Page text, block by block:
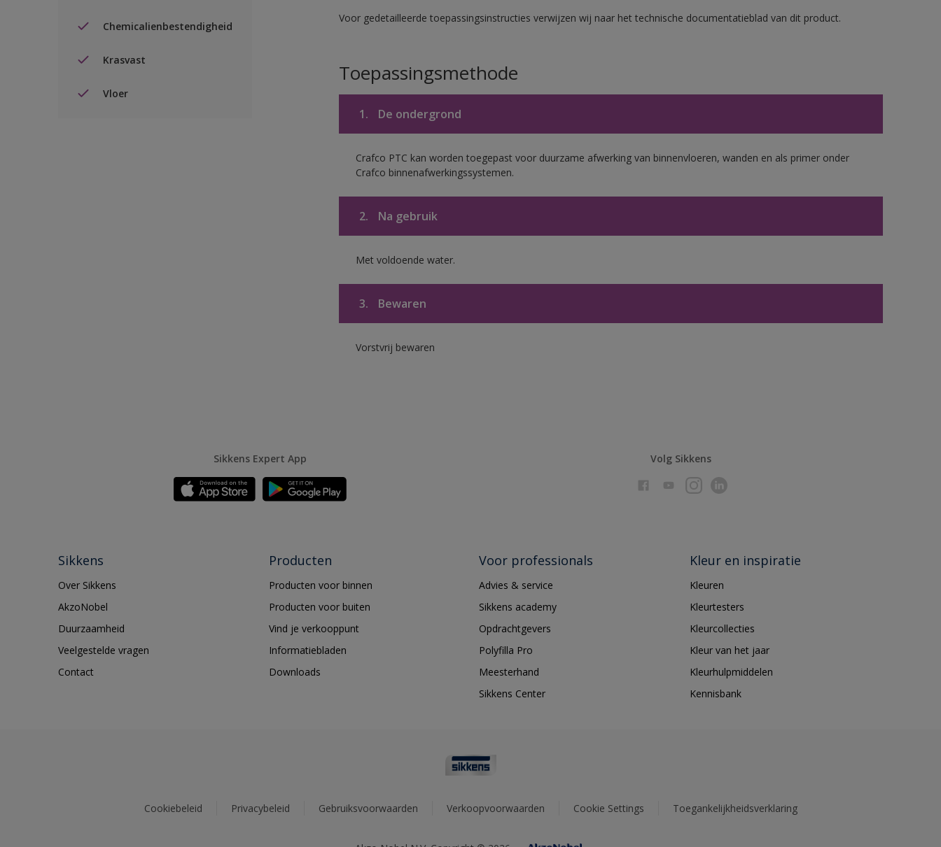
Chemicalienbestendigheid
Krasvast
Vloer
Voor gedetailleerde toepassingsinstructies verwijzen wij naar het technische documentatieblad van dit product.
Toepassingsmethode
1. De ondergrond
Crafco PTC kan worden toegepast voor duurzame afwerking van binnenvloeren, wanden en als primer onder
Crafco binnenafwerkingssystemen.
2. Na gebruik
Met voldoende water.
3. Bewaren
Vorstvrij bewaren
Sikkens Expert App Volg Sikkens
Sikkens
Over Sikkens
AkzoNobel
Duurzaamheid
Veelgestelde vragen
Contact
Producten
Producten voor binnen
Producten voor buiten
Vind je verkooppunt
Informatiebladen
Downloads
Voor professionals
Advies & service
Sikkens academy
Opdrachtgevers
Polyfilla Pro
Meesterhand
Sikkens Center
Kleur en inspiratie
Kleuren
Kleurtesters
Kleurcollecties
Kleur van het jaar
Kleurhulpmiddelen
Kennisbank
Cookiebeleid Privacybeleid Gebruiksvoorwaarden Verkoopvoorwaarden Cookie Settings Toegankelijkheidsverklaring